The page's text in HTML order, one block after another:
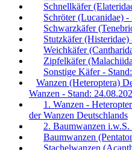
Schnellkäfer
Schröter (Lucanidae) -
Schwarzkäfer
Stutzkäfer
Weichkäfer
Zipfelkäfer
Sonstige Käfer -
Wanzen (Heteroptera)
Wanzen - Stand:
1. Wanzen -
der Wanzen Deutschlands
2. Baumwanzen i.w.S.
Baumwanzen
Stachelwanzen